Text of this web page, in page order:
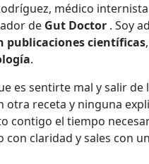
médico
de Gut Doctor . Soy
publicaciones científicas
.
es sentirte mal y salir
otra receta y ninguna
contigo el tiempo
con claridad y sales con un